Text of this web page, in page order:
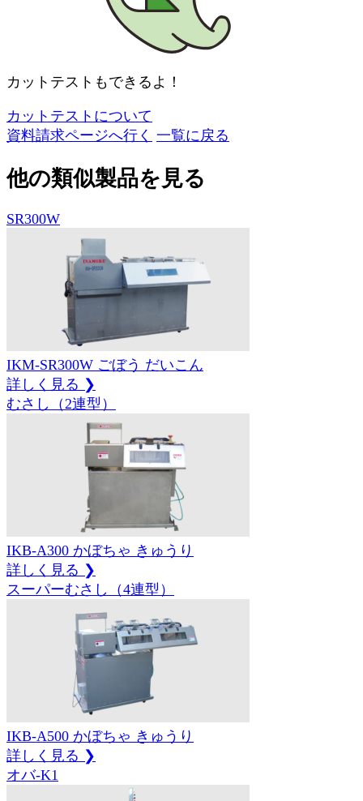
カットテストもできるよ！
カットテストについて
資料請求ページへ行く 一覧に戻る
他の類似製品を見る
SR300W
IKM-SR300W ごぼう だいこん
詳しく見る ❯
むさし（2連型）
IKB-A300 かぼちゃ きゅうり
詳しく見る ❯
スーパーむさし（4連型）
IKB-A500 かぼちゃ きゅうり
詳しく見る ❯
オバ-K1